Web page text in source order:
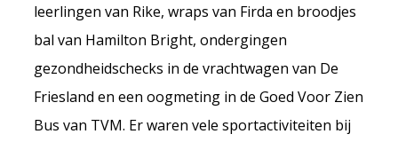
leerlingen van Rike, wraps van Firda en broodjes
bal van Hamilton Bright, ondergingen
gezondheidschecks in de vrachtwagen van De
Friesland en een oogmeting in de Goed Voor Zien
Bus van TVM. Er waren vele sportactiviteiten bij